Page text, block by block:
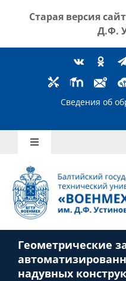
Старая версия
Д.Ф.
Сведения
Toggle
Школьникам
Абитуриентам
Студентам
Геометрические
надувных